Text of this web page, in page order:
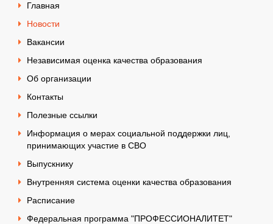
Главная
Новости
Вакансии
Независимая оценка качества образования
Об организации
Контакты
Полезные ссылки
Информация о мерах социальной поддержки лиц,
принимающих участие в СВО
Выпускнику
Внутренняя система оценки качества образования
Расписание
Федеральная программа "ПРОФЕССИОНАЛИТЕТ"